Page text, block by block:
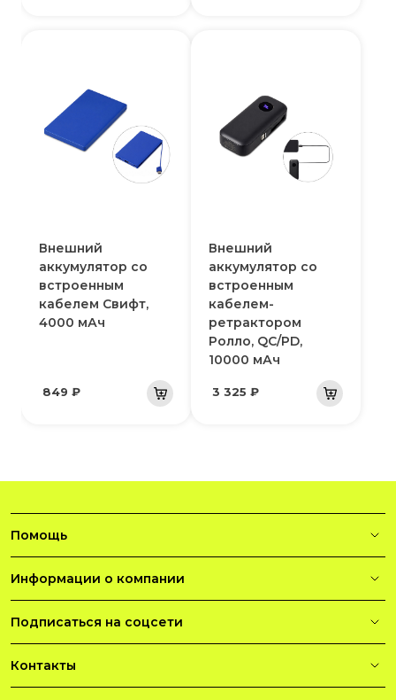
Внешний
аккумулятор со
встроенным
кабелем Свифт,
4000 мАч
849 ₽
Внешний
аккумулятор со
встроенным
кабелем-
ретрактором
Ролло, QC/PD,
10000 мАч
3 325 ₽
Помощь
Информации о компании
Подписаться на соцсети
Контакты